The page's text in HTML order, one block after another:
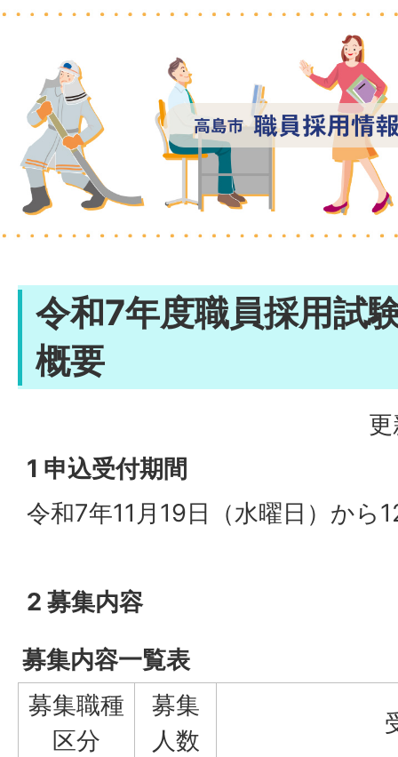
令和7年度職員採用試
概要
1 申込受付期間
令和7年11月19日（水曜日）から
2 募集内容
募集内容一覧表
募集職種
区分
募集
人数